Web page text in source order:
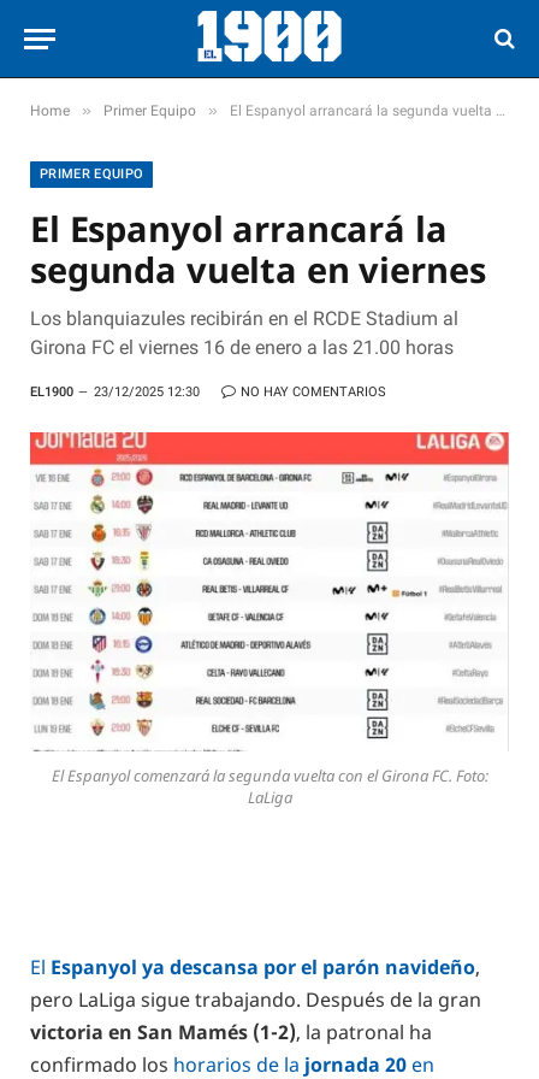
Home » Primer Equipo » El Espanyol arrancará la segunda vuelta en viernes
PRIMER EQUIPO
El Espanyol arrancará la
segunda vuelta en viernes
Los blanquiazules recibirán en el RCDE Stadium al
Girona FC el viernes 16 de enero a las 21.00 horas
EL1900 23/12/2025 12:30 NO HAY COMENTARIOS
El Espanyol comenzará la segunda vuelta con el Girona FC. Foto:
LaLiga
El Espanyol ya descansa por el parón navideño,
pero LaLiga sigue trabajando. Después de la gran
victoria en San Mamés (1-2), la patronal ha
confirmado los horarios de la jornada 20 en